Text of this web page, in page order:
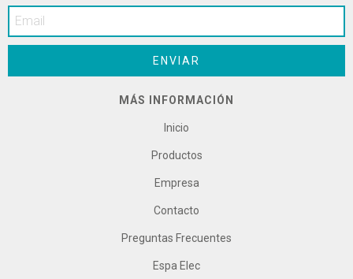
MÁS INFORMACIÓN
Inicio
Productos
Empresa
Contacto
Preguntas Frecuentes
Espa Elec